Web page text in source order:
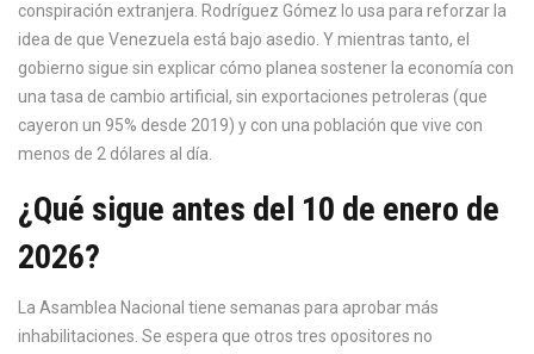
conspiración extranjera. Rodríguez Gómez lo usa para reforzar la
idea de que Venezuela está bajo asedio. Y mientras tanto, el
gobierno sigue sin explicar cómo planea sostener la economía con
una tasa de cambio artificial, sin exportaciones petroleras (que
cayeron un 95% desde 2019) y con una población que vive con
menos de 2 dólares al día.
¿Qué sigue antes del 10 de enero de
2026?
La Asamblea Nacional tiene semanas para aprobar más
inhabilitaciones. Se espera que otros tres opositores no